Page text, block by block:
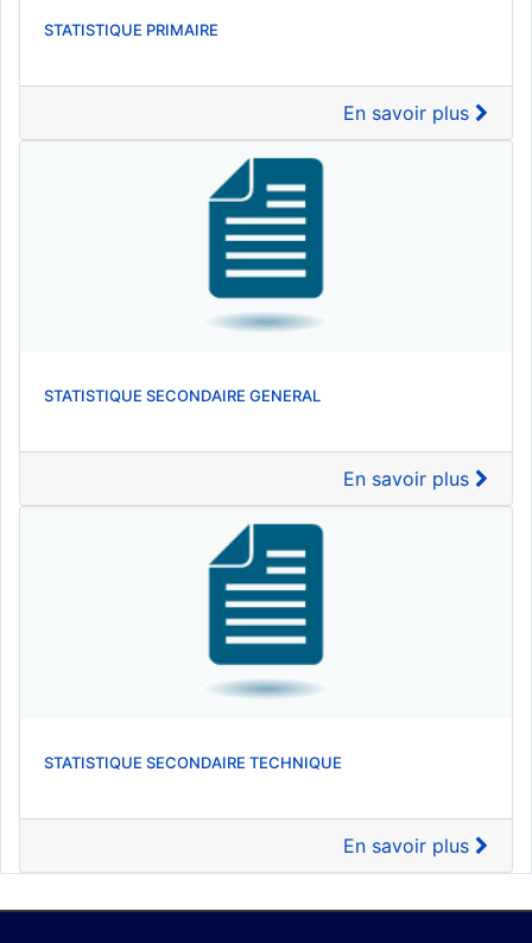
STATISTIQUE PRIMAIRE
En savoir plus
STATISTIQUE SECONDAIRE GENERAL
En savoir plus
STATISTIQUE SECONDAIRE TECHNIQUE
En savoir plus